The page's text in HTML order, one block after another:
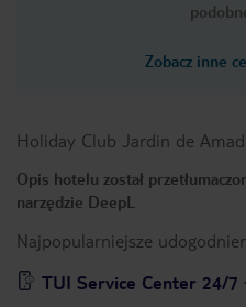
Zobacz inne
Holiday Club Jardin de
Opis hotelu został
narzędzie DeepL
Najpopularniejsze
TUI Service Center 24/7